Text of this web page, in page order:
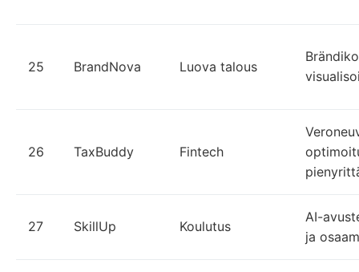
25 BrandNova Luova talous
26 TaxBuddy Fintech
27 SkillUp Koulutus
AI-
ja